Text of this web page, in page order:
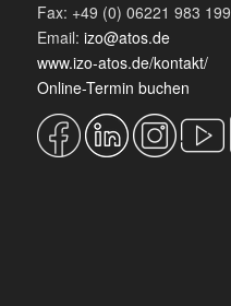
Fax: +49 (0) 06221 983 199
Email: izo@atos.de
www.izo-atos.de/kontakt/
Online-Termin buchen